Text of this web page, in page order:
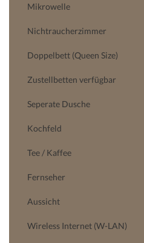
Mikrowelle
Nichtraucherzimmer
Doppelbett (Queen Size)
Zustellbetten verfügbar
Seperate Dusche
Kochfeld
Tee / Kaffee
Fernseher
Aussicht
Wireless Internet (W-LAN)